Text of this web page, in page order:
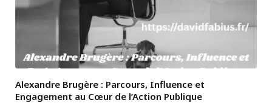
Alexandre Brugère : Parcours, Influence et
Engagement au Cœur de l’Action Publique